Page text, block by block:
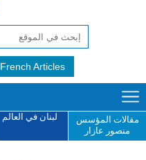
French Articles
مقالات المؤسس
منصور عازار
لبنان في العالم